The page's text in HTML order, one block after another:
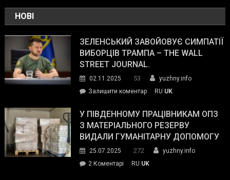
НОВІ
ЗЕЛЕНСЬКИЙ ЗАВОЙОВУЄ СИМПАТІЇ
ВИБОРЦІВ ТРАМПА – THE WALL
STREET JOURNAL.
02.11.2025 53
yuzhny.info
Залишити коментарon
завойовує
симпатії
виборців
The
RU UK
У ПІВДЕННОМУ ПРАЦІВНИКАМ ОПЗ
З МАТЕРІАЛЬНОГО РЕЗЕРВУ
ВИДАЛИ ГУМАНІТАРНУ ДОПОМОГУ
25.07.2025 272
yuzhny.info
2 Коментарі
RU UK